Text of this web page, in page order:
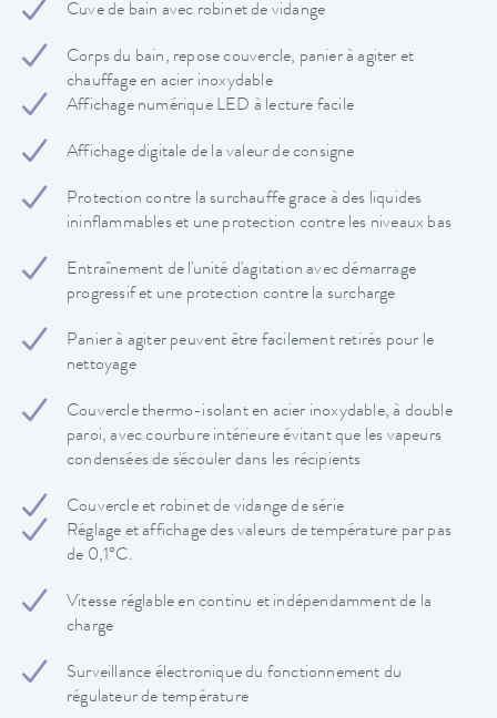
Cuve de bain avec robinet de vidange
Corps du bain, repose couvercle, panier à agiter et
chauffage en acier inoxydable
Affichage numérique LED à lecture facile
Affichage digitale de la valeur de consigne
Protection contre la surchauffe grace à des liquides
ininflammables et une protection contre les niveaux bas
Entraînement de l'unité d'agitation avec démarrage
progressif et une protection contre la surcharge
Panier à agiter peuvent être facilement retirés pour le
nettoyage
Couvercle thermo-isolant en acier inoxydable, à double
paroi, avec courbure intérieure évitant que les vapeurs
condensées de s'écouler dans les récipients
Couvercle et robinet de vidange de série
Réglage et affichage des valeurs de température par pas
de 0,1°C.
Vitesse réglable en continu et indépendamment de la
charge
Surveillance électronique du fonctionnement du
régulateur de température